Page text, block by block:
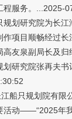
程服务。...2025-
划研究院为长江
作项目顺畅经过
友泉副局长及
研究院张再夫
只规划院有限公
活动——“2025年